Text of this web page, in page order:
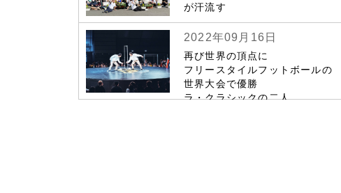
が汗流す
2022年09月16日
再び世界の頂点に
フリースタイルフットボールの
世界大会で優勝
ラ・クラシックの二人